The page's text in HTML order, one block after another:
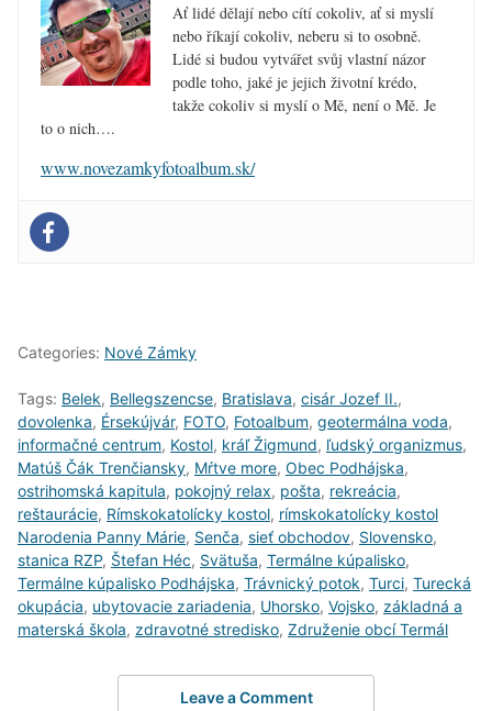
Ať lidé dělají nebo cítí cokoliv, ať si myslí
nebo říkají cokoliv, neberu si to osobně.
Lidé si budou vytvářet svůj vlastní názor
podle toho, jaké je jejich životní krédo,
takže cokoliv si myslí o Mě, není o Mě. Je
to o nich….
www.novezamkyfotoalbum.sk/
Categories: Nové Zámky
Tags: Belek, Bellegszencse, Bratislava, cisár Jozef II.,
dovolenka, Érsekújvár, FOTO, Fotoalbum, geotermálna voda,
informačné centrum, Kostol, kráľ Žigmund, ľudský organizmus,
Matúš Čák Trenčiansky, Mŕtve more, Obec Podhájska,
ostrihomská kapitula, pokojný relax, pošta, rekreácia,
reštaurácie, Rímskokatolícky kostol, rímskokatolícky kostol
Narodenia Panny Márie, Senča, sieť obchodov, Slovensko,
stanica RZP, Štefan Héc, Svätuša, Termálne kúpalisko,
Termálne kúpalisko Podhájska, Trávnický potok, Turci, Turecká
okupácia, ubytovacie zariadenia, Uhorsko, Vojsko, základná a
materská škola, zdravotné stredisko, Združenie obcí Termál
Leave a Comment